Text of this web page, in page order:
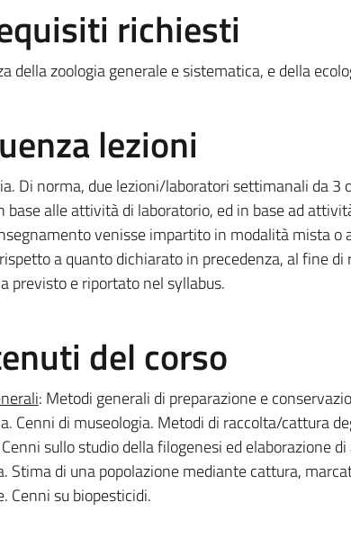
richiesti
della zoologia generale e sistematica, e della
lezioni
Di norma, due lezioni/laboratori settimanali da 3
base alle attività di laboratorio, ed in base ad
venisse impartito in modalità mista
a quanto dichiarato in precedenza, al fine
previsto e riportato nel syllabus.
del corso
: Metodi generali di preparazione e
Cenni di museologia. Metodi di raccolta/cattura
sullo studio della filogenesi ed elaborazione
Stima di una popolazione mediante cattura,
Cenni su biopesticidi.